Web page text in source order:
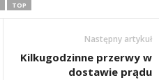
TOP
Następny artykuł
Kilkugodzinne przerwy w
dostawie prądu